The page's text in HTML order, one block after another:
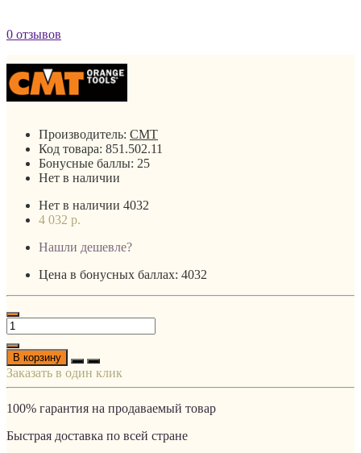
0 отзывов
Производитель: CMT
Код товара: 851.502.11
Бонусные баллы: 25
Нет в наличии
Нет в наличии 4032
4 032 р.
Нашли дешевле?
Цена в бонусных баллах: 4032
В корзину
Заказать в один клик
100% гарантия на продаваемый товар
Быстрая доставка по всей стране